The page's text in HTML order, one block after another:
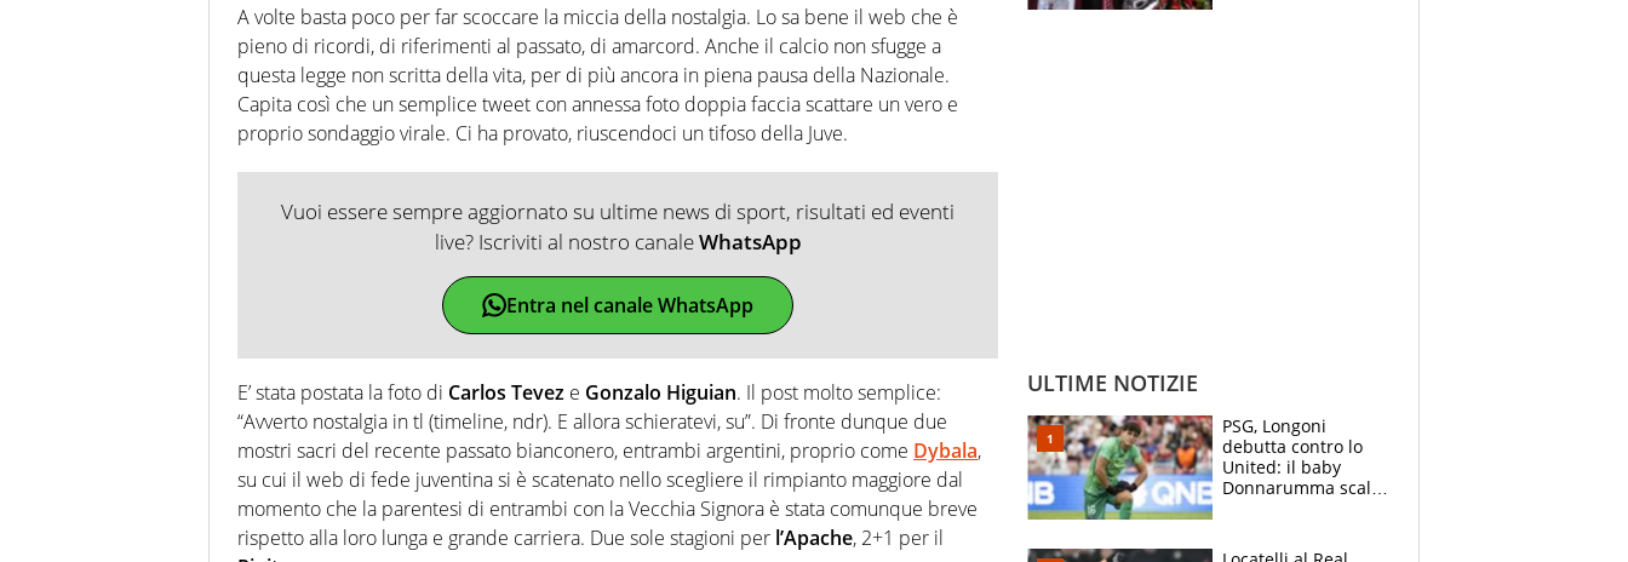
A volte basta poco per far scoccare la miccia della nostalgia. Lo sa bene il web che è
pieno di ricordi, di riferimenti al passato, di amarcord. Anche il calcio non sfugge a
questa legge non scritta della vita, per di più ancora in piena pausa della Nazionale.
Capita così che un semplice tweet con annessa foto doppia faccia scattare un vero e
proprio sondaggio virale. Ci ha provato, riuscendoci un tifoso della Juve.
Vuoi essere sempre aggiornato su ultime news di sport, risultati ed eventi
live? Iscriviti al nostro canaleWhatsApp
Entra nel canale WhatsApp
E’ stata postata la foto di Carlos Tevez e Gonzalo Higuian. Il post molto semplice:
“Avverto nostalgia in tl (timeline, ndr). E allora schieratevi, su”. Di fronte dunque due
mostri sacri del recente passato bianconero, entrambi argentini, proprio come Dybala,
su cui il web di fede juventina si è scatenato nello scegliere il rimpianto maggiore dal
momento che la parentesi di entrambi con la Vecchia Signora è stata comunque breve
rispetto alla loro lunga e grande carriera. Due sole stagioni per l’Apache, 2+1 per il
ULTIME NOTIZIE
PSG, Longoni
debutta contro lo
United: il baby
Donnarumma scalza